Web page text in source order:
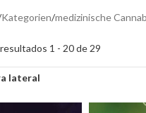
Kategorien/medizinische
1 - 20 de 29
lateral